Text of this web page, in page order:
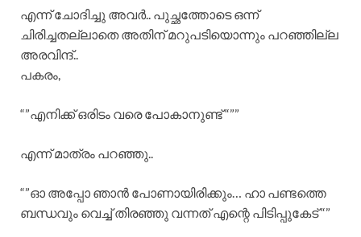
എന്ന് ചോദിച്ചു അവർ.. പുച്ഛത്തോടെ ഒന്ന്
ചിരിച്ചതല്ലാതെ അതിന് മറുപടിയൊന്നും പറഞ്ഞില്ല
അരവിന്ദ്..
പകരം,
“”എനിക്ക് ഒരിടം വരെ പോകാനുണ്ട് “””
എന്ന് മാത്രം പറഞ്ഞു..
“”ഓ അപ്പോ ഞാൻ പോണായിരിക്കും… ഹാ പണ്ടത്തെ
ബന്ധവും വെച്ച് തിരഞ്ഞു വന്നത് എന്റെ പിടിപ്പുകേട് “”